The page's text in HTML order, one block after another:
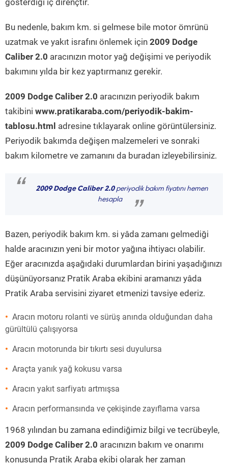
gösterdiği iç dirençtir.
Bu nedenle, bakım km. si gelmese bile motor ömrünü
uzatmak ve yakıt israfını önlemek için 2009 Dodge
Caliber 2.0 aracınızın motor yağ değişimi ve periyodik
bakımını yılda bir kez yaptırmanız gerekir.
2009 Dodge Caliber 2.0 aracınızın periyodik bakım
takibini www.pratikaraba.com/periyodik-bakim-
tablosu.html adresine tıklayarak online görüntülersiniz.
Periyodik bakımda değişen malzemeleri ve sonraki
bakım kilometre ve zamanını da buradan izleyebilirsiniz.
“ 2009 Dodge Caliber 2.0periyodik bakım fiyatını hemen
hesapla
”
Bazen, periyodik bakım km. si yâda zamanı gelmediği
halde aracınızın yeni bir motor yağına ihtiyacı olabilir.
Eğer aracınızda aşağıdaki durumlardan birini yaşadığınızı
düşünüyorsanız Pratik Araba ekibini aramanızı yâda
Pratik Araba servisini ziyaret etmenizi tavsiye ederiz.
Aracın motoru rolanti ve sürüş anında olduğundan daha
gürültülü çalışıyorsa
Aracın motorunda bir tıkırtı sesi duyulursa
Araçta yanık yağ kokusu varsa
Aracın yakıt sarfiyatı artmışsa
Aracın performansında ve çekişinde zayıflama varsa
1968 yılından bu zamana edindiğimiz bilgi ve tecrübeyle,
2009 Dodge Caliber 2.0 aracınızın bakım ve onarımı
konusunda Pratik Araba ekibi olarak her zaman